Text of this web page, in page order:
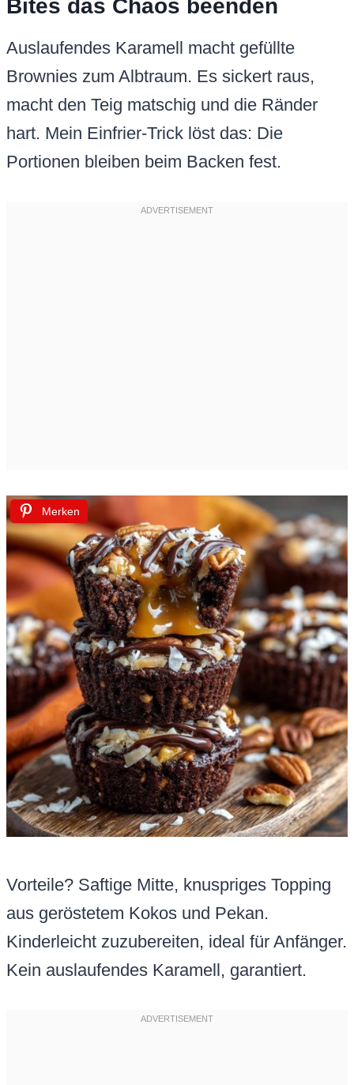
Bites das Chaos beenden
Auslaufendes Karamell macht gefüllte
Brownies zum Albtraum. Es sickert raus,
macht den Teig matschig und die Ränder
hart. Mein Einfrier-Trick löst das: Die
Portionen bleiben beim Backen fest.
Merken
Vorteile? Saftige Mitte, knuspriges Topping
aus geröstetem Kokos und Pekan.
Kinderleicht zuzubereiten, ideal für Anfänger.
Kein auslaufendes Karamell, garantiert.